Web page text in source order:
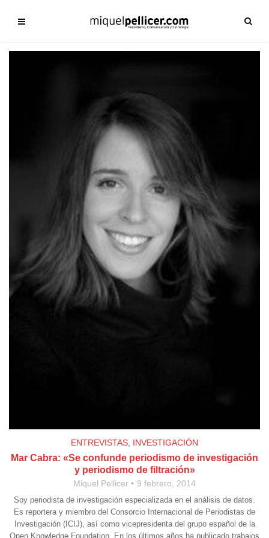
ENTREVISTAS INVESTIGACIÓN
Mar Cabra: «Se confunde periodismo de investigación
y periodismo de filtración»
Miquel Pellicer 9 febrero, 2014
Soy periodista de investigación especializada en el análisis de datos.
Es reportera y miembro del Consorcio Internacional de Periodistas de
Investigación (ICIJ), así como vicepresidenta del grupo español de la
Open Knowledge Foundation. En los últimos años ha publicado trabajos